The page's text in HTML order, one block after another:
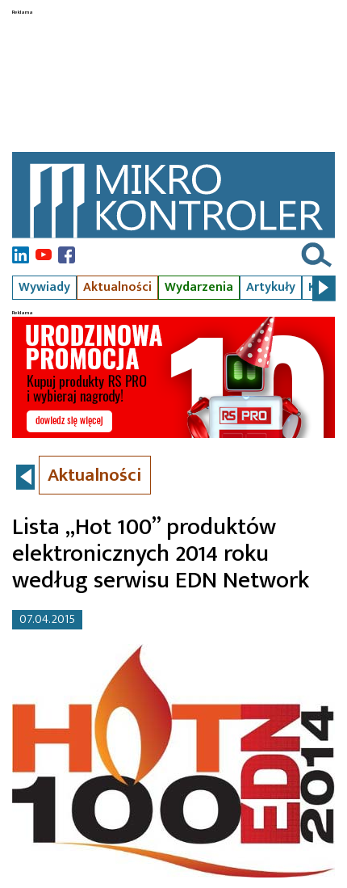
Wywiady Aktualności Wydarzenia Artykuły Kursy
Aktualności
Lista „Hot 100” produktów
elektronicznych 2014 roku
według serwisu EDN Network
07.04.2015